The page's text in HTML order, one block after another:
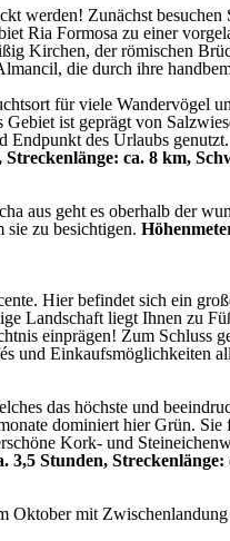
werden! Zunächst
Ria Formosa zu einer
Kirchen, der römischen
die durch ihre
für viele Wandervögel
ist geprägt von
des Urlaubs
ca. 8 km,
aus geht es oberhalb der
zu besichtigen.
Hier befindet sich ein
Landschaft liegt Ihnen zu
einprägen! Zum Schluss
und Einkaufsmöglichkeiten
das höchste und
dominiert hier Grün.
Kork- und
3,5 Stunden,
Oktober mit